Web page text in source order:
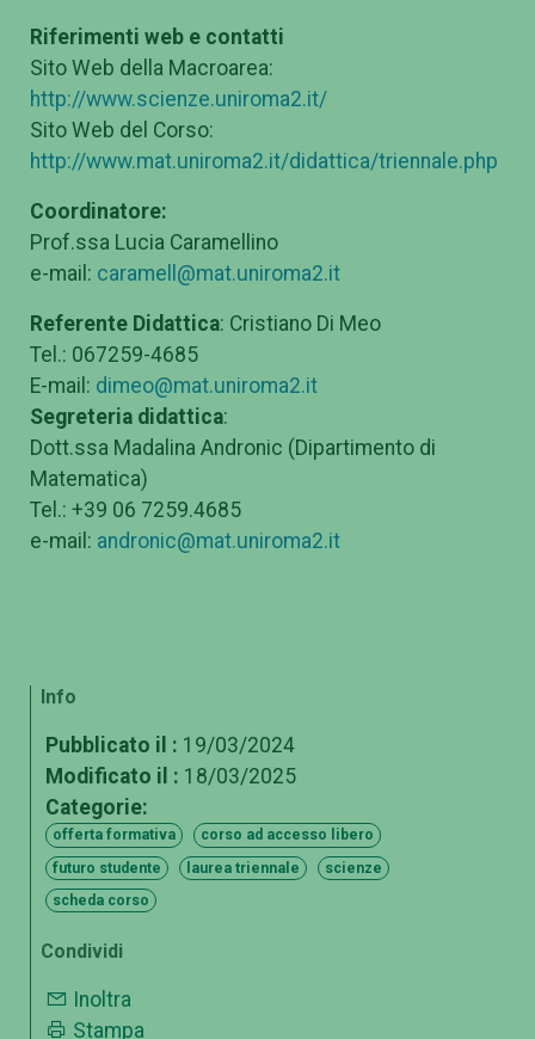
Riferimenti web e contatti
Sito Web della Macroarea:
http://www.scienze.uniroma2.it/
Sito Web del Corso:
http://www.mat.uniroma2.it/didattica/triennale.php
Coordinatore:
Prof.ssa Lucia Caramellino
e-mail: caramell@mat.uniroma2.it
Referente Didattica: Cristiano Di Meo
Tel.: 067259-4685
E-mail: dimeo@mat.uniroma2.it
Segreteria didattica:
Dott.ssa Madalina Andronic (Dipartimento di
Matematica)
Tel.: +39 06 7259.4685
e-mail: andronic@mat.uniroma2.it
Info
Pubblicato il : 19/03/2024
Modificato il : 18/03/2025
Categorie:
offerta formativa
corso ad accesso libero
futuro studente
laurea triennale
scienze
scheda corso
Condividi
Inoltra
Stampa